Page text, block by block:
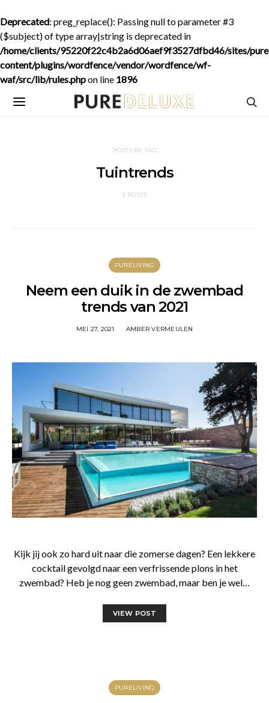
Deprecated: preg_replace(): Passing null to parameter #3
($subject) of type array|string is deprecated in
/home/clients/95220f22c4b2a6d06aef9f3527dfbd46/sites/
content/plugins/wordfence/vendor/wordfence/wf-
waf/src/lib/rules.phpon line 1896
POSTS BY TAG
Tuintrends
2 POSTS
PURELIVING
Neem een duik in de zwembad
trends van 2021
MEI 27, 2021 AMBER VERMEULEN
Kijk jij ook zo hard uit naar die zomerse dagen? Een lekkere
cocktail gevolgd naar een verfrissende plons in het
zwembad? Heb je nog geen zwembad, maar ben je wel…
VIEW POST
PURELIVING